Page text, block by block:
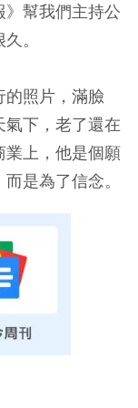
幫我們主持公
。
照片，滿臉
下，老了還在
業上，他是個願
是為了信念。